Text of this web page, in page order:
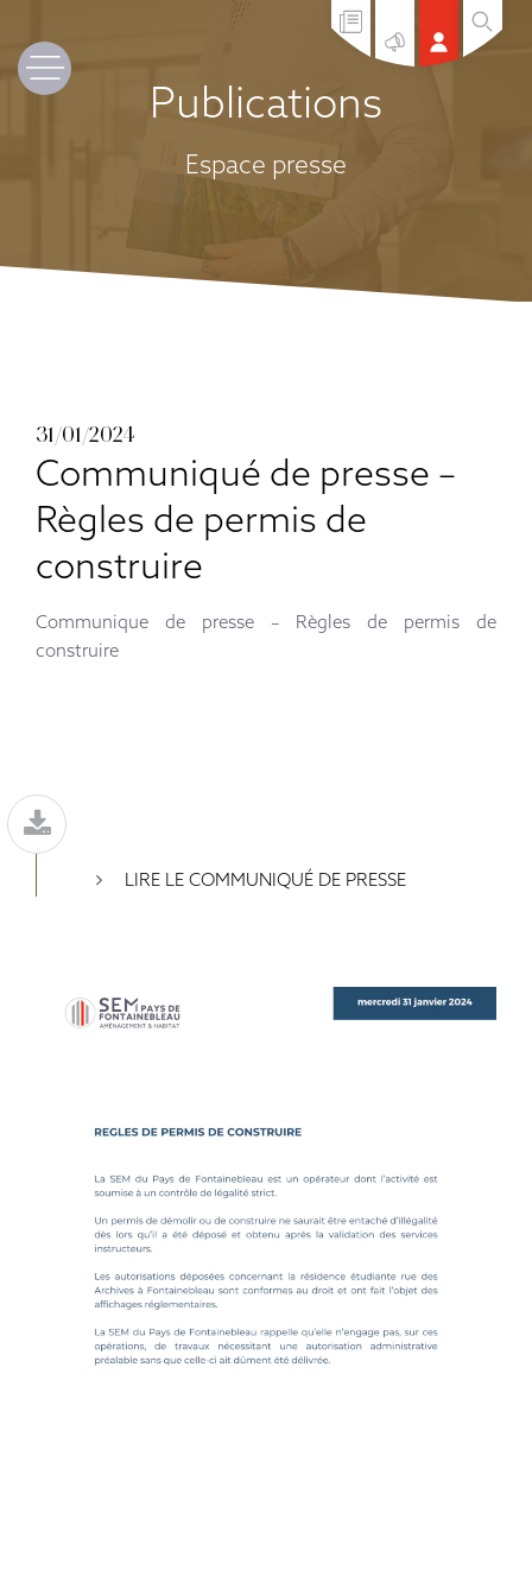
Publications
Espace presse
31/01/2024
Communiqué de presse –
Règles de permis de
construire
Communique de presse – Règles de permis de
construire
LIRE LE COMMUNIQUÉ DE PRESSE